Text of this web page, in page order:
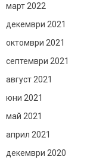
март 2022
декември 2021
октомври 2021
септември 2021
август 2021
юни 2021
май 2021
април 2021
декември 2020